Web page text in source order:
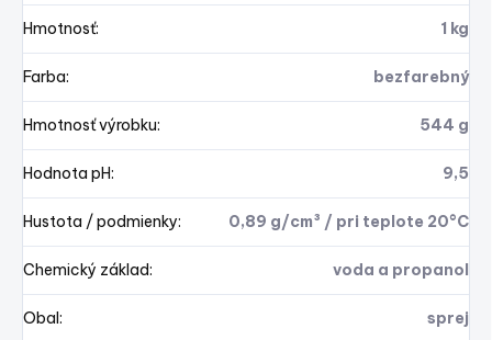
Hmotnosť: 1 kg
Farba: bezfarebný
Hmotnosť výrobku: 544 g
Hodnota pH: 9,5
Hustota / podmienky: 0,89 g/cm³ / pri teplote 20°C
Chemický základ: voda a propanol
Obal : sprej